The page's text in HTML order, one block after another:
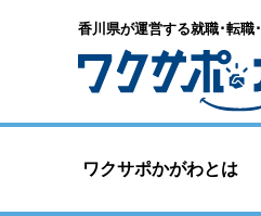
香川県が運営する就職･転職･
ワクサポかがわとは